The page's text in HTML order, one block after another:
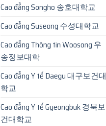
Cao đẳng Songho 송호대학교
Cao đẳng Suseong 수성대학교
Cao đẳng Thông tin Woosong 우
송정보대학
Cao đẳng Y tế Daegu 대구보건대
학교
Cao đẳng Y tế Gyeongbuk 경북보
건대학교